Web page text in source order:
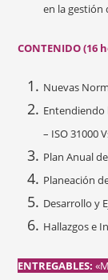
en la gestión
CONTENIDO (16
Nuevas
Entendiendo
– ISO 31000
Plan Anual
Planeación
Desarrollo y
Hallazgos e
ENTREGABLES: